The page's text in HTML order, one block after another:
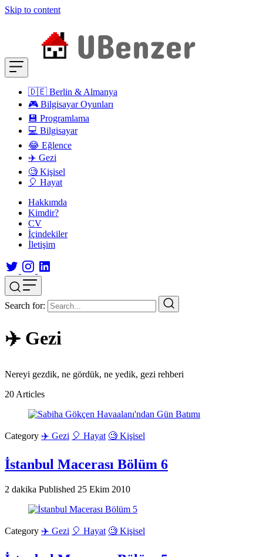
Skip to content
🇩🇪 Berlin & Almanya
🎮 Bilgisayar Oyunları
💾 Programlama
💻 Bilgisayar
😂 Eğlence
✈️ Gezi
🧐 Kişisel
🎈 Hayat
Hakkımda
Kimdir?
CV
İçindekiler
İletişim
Search for:
✈️ Gezi
Nereyi gezdik, ne gördük, ne yedik, gezi rehberi
20 Articles
Category ✈️ Gezi 🎈 Hayat 🧐 Kişisel
İstanbul Macerası Bölüm 6
2 dakika Published 25 Ekim 2010
Category ✈️ Gezi 🎈 Hayat 🧐 Kişisel